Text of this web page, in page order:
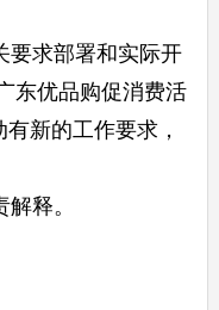
要求部署和实际开
东优品购促消费活
新的工作要求，
释。